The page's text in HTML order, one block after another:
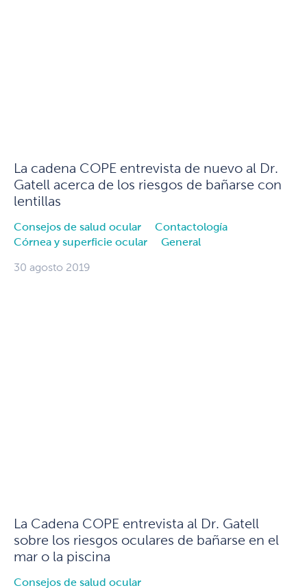
La cadena COPE entrevista de nuevo al Dr.
Gatell acerca de los riesgos de bañarse con
lentillas
Consejos de salud ocular
Contactología
Córnea y superficie ocular
General
30 agosto 2019
La Cadena COPE entrevista al Dr. Gatell
sobre los riesgos oculares de bañarse en el
mar o la piscina
Consejos de salud ocular